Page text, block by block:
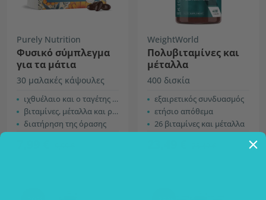
Purely Nutrition
Φυσικό σύμπλεγμα
για τα μάτια
30 μαλακές κάψουλες
ιχθυέλαιο και ο ταγέτης ο ορθοφυής
βιταμίνες, μέταλλα και ρεσβερατρόλη
διατήρηση της όρασης
WeightWorld
Πολυβιταμίνες και
μέταλλα
400 δισκία
εξαιρετικός συνδυασμός
ετήσιο απόθεμα
26 βιταμίνες και μέταλλα